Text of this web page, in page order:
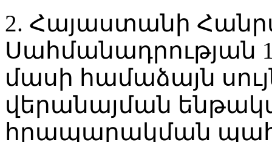
2. Հայաստանի
Սահմանադրության
մասի համաձայն
վերանայման ենթակա
հրապարակման